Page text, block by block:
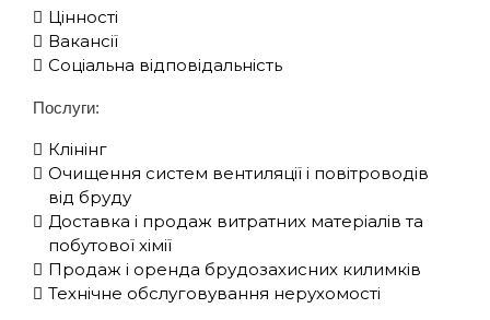
Цінності
Вакансії
Соціальна відповідальність
Послуги:
Клінінг
Очищення систем вентиляції і повітроводів
від бруду
Доставка і продаж витратних матеріалів та
побутової хімії
Продаж і оренда брудозахисних килимків
Технічне обслуговування нерухомості